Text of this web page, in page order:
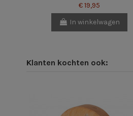
€ 19,95
In winkelwagen
Klanten kochten ook: